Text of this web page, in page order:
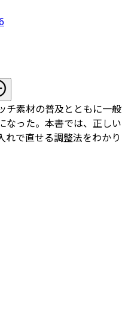
チ素材の普及とともに一般
なった。本書では、正しい
れで直せる調整法をわかり